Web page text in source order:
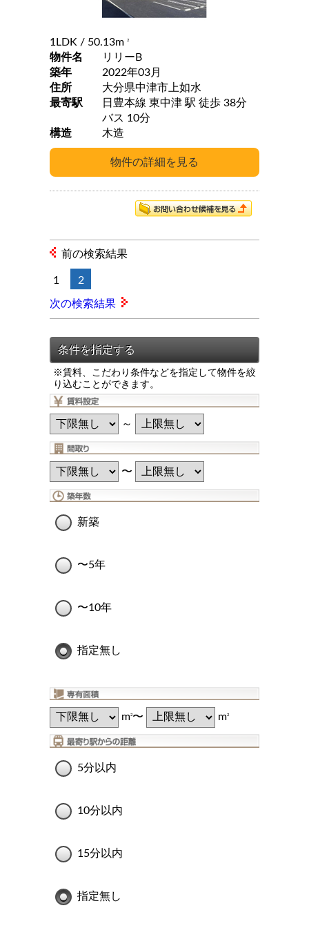
※賃料、こだわり条件などを指定して物件を絞
り込むことができます。
～
〜
新築
〜5年
〜10年
指定無し
m2〜 m2
5分以内
10分以内
15分以内
指定無し
1LDK / 50.13m 2
物件名
リリーB
築年
2022年03月
住所
大分県中津市上如水
最寄駅
日豊本線 東中津 駅 徒歩 38分
バス 10分
構造
木造
前の検索結果
1 2
次の検索結果